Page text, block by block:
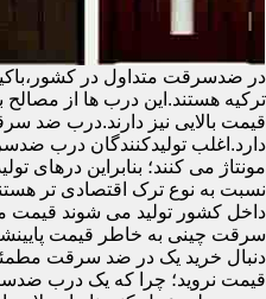
در ضدسرقت متداول در
ترکیه هستند.این درب ها از مصالح
قیمت بالایی نیز دارند.درب ضد
دارد.اغلب تولیدکنندگان درب
مونتاژ می کنند؛ بنابراین درهای
نسبت به نوع ترک اقتصادی تر
داخل کشور تولید می شوند قیمت
سرقت چینی به خاطر قیمت
دنبال خرید یک در ضد سرقت مطمئن
قیمت نروید؛ چرا که یک درب